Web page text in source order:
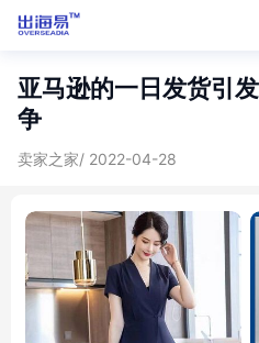
亚马逊的一日发货引
争
卖家之家/ 2022-04-28